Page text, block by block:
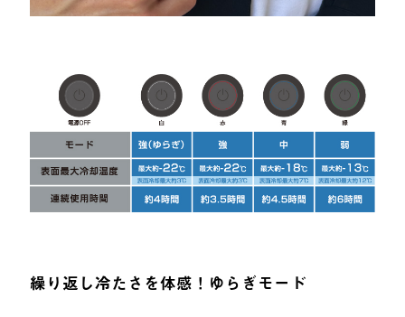
繰り返し冷たさを体感！ゆらぎモード